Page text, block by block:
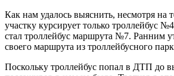
Как нам удалось выяснить, несмотря на
участку курсирует только троллейбус
стал троллейбус маршрута №7. Ранним
своего маршрута из троллейбусного
Поскольку троллейбус попал в ДТП до